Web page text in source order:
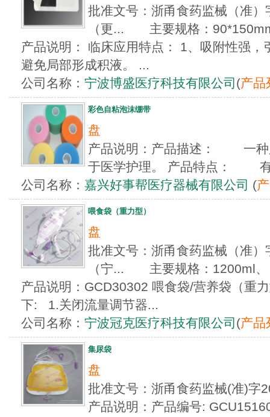
批准文号：浙甬食药监械（准
（更... 主要规格：
产品说明： 临床应用特点： 1、吸附性强，
避免局部形成积液。 ...
公司名称： 宁波博盛医疗科技有限公司 (产品
彩色自粘泡沫绷带
盘
产品说明：产品描述： 一种
于医学护理。 产品特点：
公司名称： 嘉兴好事帮医疗器械有限公司 (
喂食袋（重力型）
盘
批准文号：浙甬食药监械（准
（宁... 主要规格：1200ml、
产品说明：GCD30302 喂食袋/营养袋（重
下: 1.关闭流量调节器...
公司名称： 宁波冠克医疗科技有限公司 (产品
集尿袋
盘
批准文号：浙甬食药监械(准)
产品说明：产品编号: